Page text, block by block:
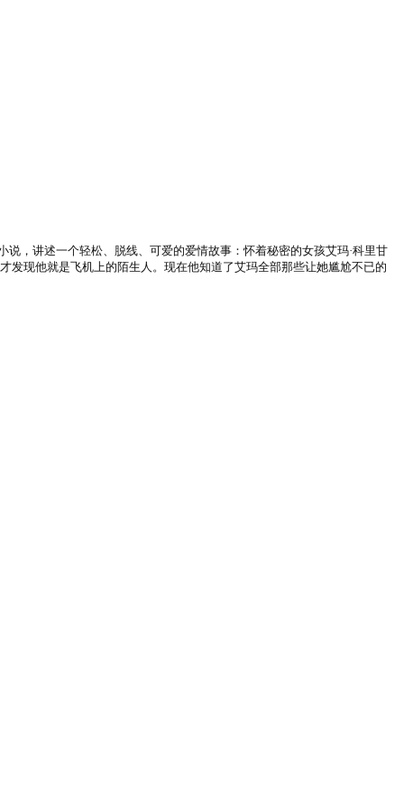
，讲述一个轻松、脱线、可爱的爱情故事：怀着秘密的女孩艾玛·科里甘
发现他就是飞机上的陌生人。现在他知道了艾玛全部那些让她尴尬不已的